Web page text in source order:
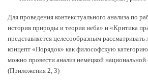
Для проведения контекстуального анализа по
история природы и теория неба» и «Критика
представляется целесообразным рассматривать
концепт «Порядок» как философскую
можно провести анализ немецкой национальной
(Приложения 2, 3)